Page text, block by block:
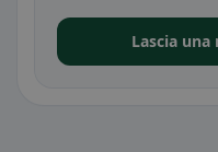
Lascia una